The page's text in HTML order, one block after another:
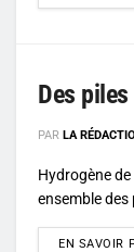
Des
PAR LA
Hydrogène
ensemble
EN SAVOIR